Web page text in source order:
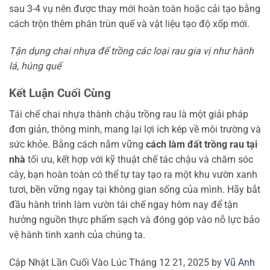
sau 3-4 vụ nên được thay mới hoàn toàn hoặc cải tạo bằng
cách trộn thêm phân trùn quế và vật liệu tạo độ xốp mới.
Tận dụng chai nhựa để trồng các loại rau gia vị như hành
lá, húng quế
Kết Luận Cuối Cùng
Tái chế chai nhựa thành chậu trồng rau là một giải pháp
đơn giản, thông minh, mang lại lợi ích kép về môi trường và
sức khỏe. Bằng cách nắm vững cách làm đất trồng rau tại
nhà tối ưu, kết hợp với kỹ thuật chế tác chậu và chăm sóc
cây, bạn hoàn toàn có thể tự tay tạo ra một khu vườn xanh
tươi, bền vững ngay tại không gian sống của mình. Hãy bắt
đầu hành trình làm vườn tái chế ngay hôm nay để tận
hưởng nguồn thực phẩm sạch và đóng góp vào nỗ lực bảo
vệ hành tinh xanh của chúng ta.
Cập Nhật Lần Cuối Vào Lúc Tháng 12 21, 2025 by Vũ Anh